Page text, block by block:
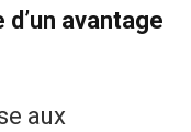
avantage
aux